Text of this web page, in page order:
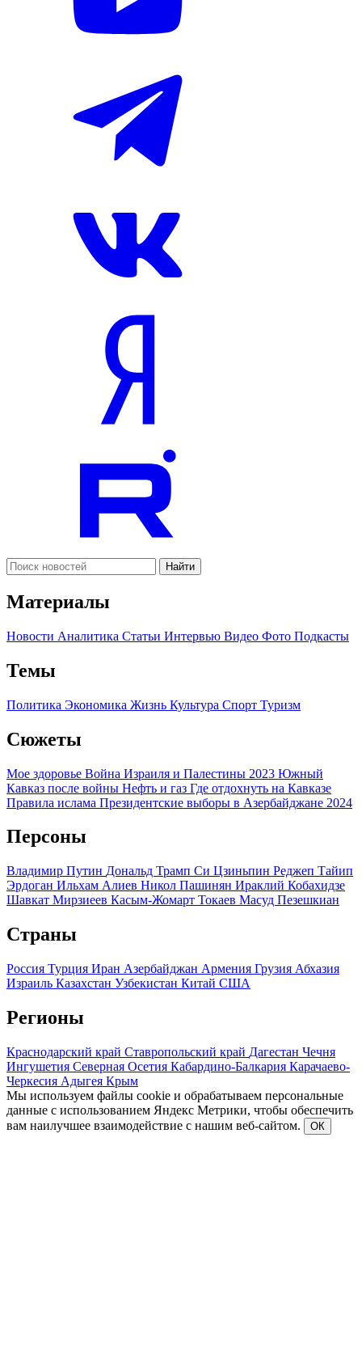
Найти
Материалы
Новости Аналитика Статьи Интервью Видео Фото Подкасты
Темы
Политика Экономика Жизнь Культура Спорт Туризм
Сюжеты
Мое здоровье Война Израиля и Палестины 2023 Южный
Кавказ после войны Нефть и газ Где отдохнуть на Кавказе
Правила ислама Президентские выборы в Азербайджане 2024
Персоны
Владимир Путин Дональд Трамп Си Цзиньпин Реджеп Тайип
Эрдоган Ильхам Алиев Никол Пашинян Ираклий Кобахидзе
Шавкат Мирзиеев Касым-Жомарт Токаев Масуд Пезешкиан
Страны
Россия Турция Иран Азербайджан Армения Грузия Абхазия
Израиль Казахстан Узбекистан Китай США
Регионы
Краснодарский край Ставропольский край Дагестан Чечня
Ингушетия Северная Осетия Кабардино-Балкария Карачаево-
Черкесия Адыгея Крым
Мы используем файлы cookie и обрабатываем персональные
данные с использованием Яндекс Метрики, чтобы обеспечить
вам наилучшее взаимодействие с нашим веб-сайтом.
ОК